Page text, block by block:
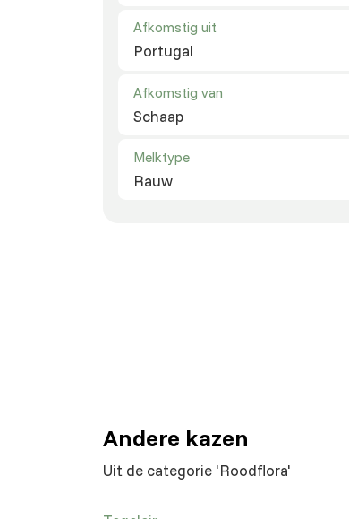
Afkomstig uit
Portugal
Afkomstig van
Schaap
Melktype
Rauw
Andere kazen
Uit de categorie 'Roodflora'